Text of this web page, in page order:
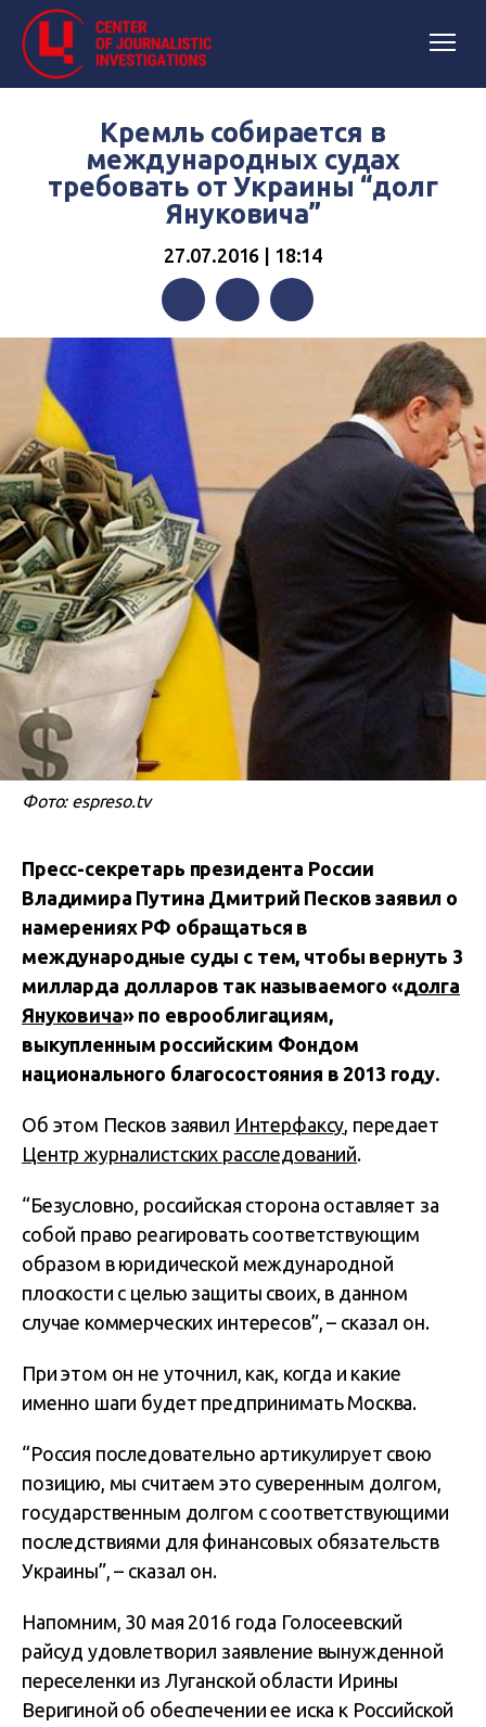
Кремль собирается в
международных судах
требовать от Украины “долг
Януковича”
27.07.2016 | 18:14
FacebookTwitterTelegram
Фото: espreso.tv
Пресс-секретарь президента России
Владимира Путина Дмитрий Песков заявил о
намерениях РФ обращаться в
международные суды с тем, чтобы вернуть 3
милларда долларов так называемого «долга
Януковича» по еврооблигациям,
выкупленным российским Фондом
национального благосостояния в 2013 году.
Об этом Песков заявил Интерфаксу, передает
Центр журналистских расследований.
“Безусловно, российская сторона оставляет за
собой право реагировать соответствующим
образом в юридической международной
плоскости с целью защиты своих, в данном
случае коммерческих интересов”, – сказал он.
При этом он не уточнил, как, когда и какие
именно шаги будет предпринимать Москва.
“Россия последовательно артикулирует свою
позицию, мы считаем это суверенным долгом,
государственным долгом с соответствующими
последствиями для финансовых обязательств
Украины”, – сказал он.
Напомним, 30 мая 2016 года Голосеевский
райсуд удовлетворил заявление вынужденной
переселенки из Луганской области Ирины
Веригиной об обеспечении ее иска к Российской